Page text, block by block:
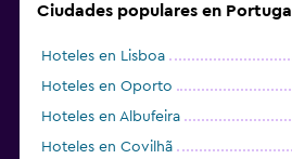
Ciudades populares en Portugal
Hoteles en Lisboa
Hoteles en Oporto
Hoteles en Albufeira
Hoteles en Covilhã